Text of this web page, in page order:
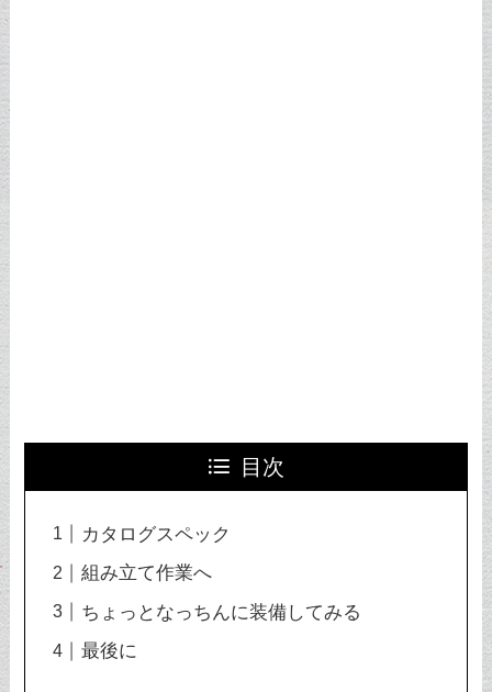
目次
カタログスペック
組み立て作業へ
ちょっとなっちんに装備してみる
最後に